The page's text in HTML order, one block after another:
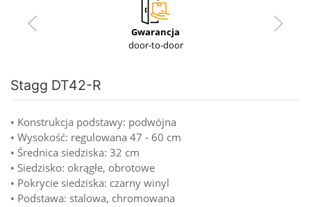
Gwarancja
door-to-door
Stagg DT42-R
• Konstrukcja podstawy: podwójna
• Wysokość: regulowana 47 - 60 cm
• Średnica siedziska: 32 cm
• Siedzisko: okrągłe, obrotowe
• Pokrycie siedziska: czarny winyl
• Podstawa: stalowa, chromowana